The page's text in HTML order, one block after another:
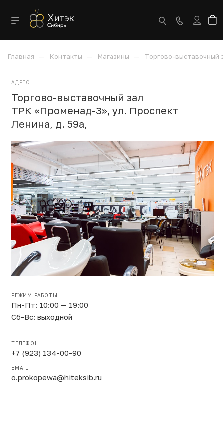
Главная — Контакты — Магазины — Торгово-выставочный
АДРЕС
Торгово-выставочный зал
ТРК «Променад-3», ул. Проспект
Ленина, д. 59а,
РЕЖИМ РАБОТЫ
Пн-Пт: 10:00 — 19:00
Сб-Вс: выходной
ТЕЛЕФОН
+7 (923) 134-00-90
EMAIL
o.prokopewa@hiteksib.ru